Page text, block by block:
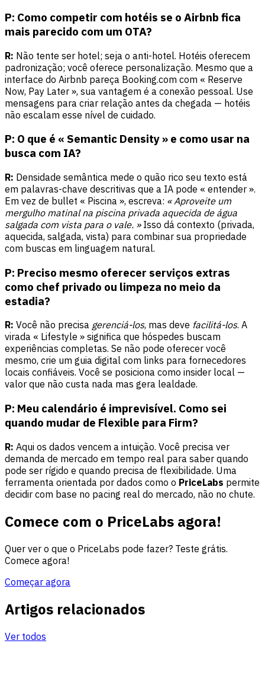
P: Como competir com hotéis se o Airbnb fica
mais parecido com um OTA?
R: Não tente ser hotel; seja o anti-hotel. Hotéis oferecem
padronização; você oferece personalização. Mesmo que a
interface do Airbnb pareça Booking.com com « Reserve
Now, Pay Later », sua vantagem é a conexão pessoal. Use
mensagens para criar relação antes da chegada — hotéis
não escalam esse nível de cuidado.
P: O que é « Semantic Density » e como usar na
busca com IA?
R: Densidade semântica mede o quão rico seu texto está
em palavras-chave descritivas que a IA pode « entender ».
Em vez de bullet « Piscina », escreva: « Aproveite um
mergulho matinal na piscina privada aquecida de água
salgada com vista para o vale. »Isso dá contexto (privada,
aquecida, salgada, vista) para combinar sua propriedade
com buscas em linguagem natural.
P: Preciso mesmo oferecer serviços extras
como chef privado ou limpeza no meio da
estadia?
R: Você não precisa gerenciá-los, mas deve facilitá-los. A
virada « Lifestyle » significa que hóspedes buscam
experiências completas. Se não pode oferecer você
mesmo, crie um guia digital com links para fornecedores
locais confiáveis. Você se posiciona como insider local —
valor que não custa nada mas gera lealdade.
P: Meu calendário é imprevisível. Como sei
quando mudar de Flexible para Firm?
R: Aqui os dados vencem a intuição. Você precisa ver
demanda de mercado em tempo real para saber quando
pode ser rígido e quando precisa de flexibilidade. Uma
ferramenta orientada por dados como o PriceLabs permite
decidir com base no pacing real do mercado, não no chute.
Comece com o PriceLabs agora!
Quer ver o que o PriceLabs pode fazer? Teste grátis.
Comece agora!
Começar agora
Artigos relacionados
Ver todos